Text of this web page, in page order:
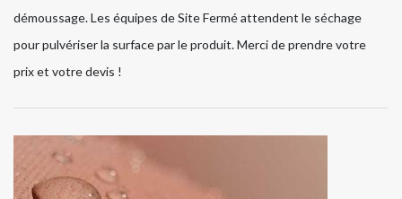
démoussage. Les équipes de Site Fermé attendent le séchage
pour pulvériser la surface par le produit. Merci de prendre votre
prix et votre devis !